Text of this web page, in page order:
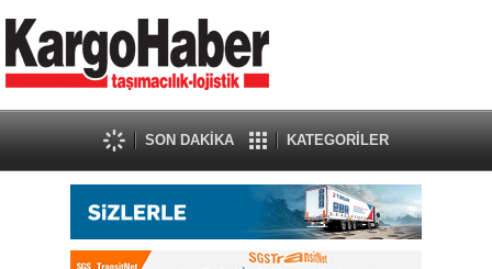
SON DAKİKA KATEGORİLER